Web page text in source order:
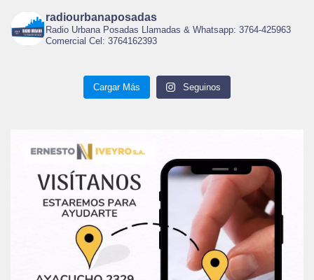
radiourbanaposadas
Radio Urbana Posadas Llamadas & Whatsapp: 3764-425963
Comercial Cel: 3764162393
Cargar Más Seguinos